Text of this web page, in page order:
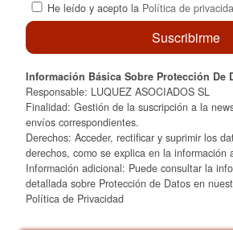
He leído y acepto la Política de
Información Básica Sobre Protección De
Responsable: LUQUEZ ASOCIADOS SL
Finalidad: Gestión de la suscripción a la
envíos correspondientes.
Derechos: Acceder, rectificar y suprimir los
derechos, como se explica en la información
Información adicional: Puede consultar la
detallada sobre Protección de Datos en
Política de Privacidad